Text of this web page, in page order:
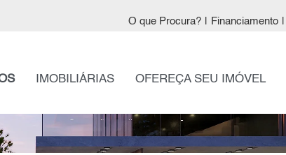
O que Procura? Financiamento
IMOBILIÁRIAS OFEREÇA SEU IMÓVEL